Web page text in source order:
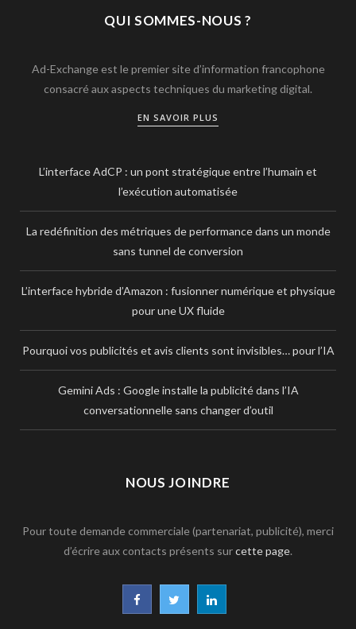
QUI SOMMES-NOUS ?
Ad-Exchange est le premier site d’information francophone
consacré aux aspects techniques du marketing digital.
EN SAVOIR PLUS
L’interface AdCP : un pont stratégique entre l’humain et
l’exécution automatisée
La redéfinition des métriques de performance dans un monde
sans tunnel de conversion
L’interface hybride d’Amazon : fusionner numérique et physique
pour une UX fluide
Pourquoi vos publicités et avis clients sont invisibles… pour l’IA
Gemini Ads : Google installe la publicité dans l’IA
conversationnelle sans changer d’outil
NOUS JOINDRE
Pour toute demande commerciale (partenariat, publicité), merci
d’écrire aux contacts présents surcette page.
F L